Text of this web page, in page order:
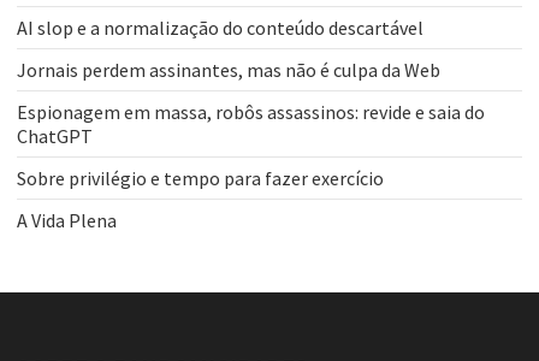
AI slop e a normalização do conteúdo descartável
Jornais perdem assinantes, mas não é culpa da Web
Espionagem em massa, robôs assassinos: revide e saia do
ChatGPT
Sobre privilégio e tempo para fazer exercício
A Vida Plena